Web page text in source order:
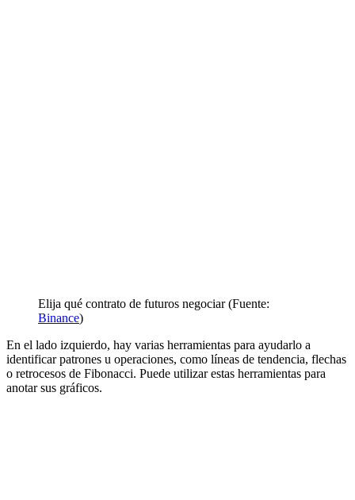
Elija qué contrato de futuros negociar (Fuente:
Binance)
En el lado izquierdo, hay varias herramientas para ayudarlo a
identificar patrones u operaciones, como líneas de tendencia, flechas
o retrocesos de Fibonacci. Puede utilizar estas herramientas para
anotar sus gráficos.